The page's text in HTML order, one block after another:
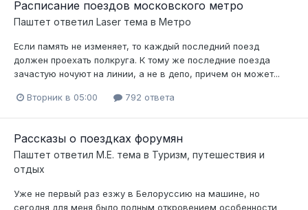
Расписание поездов московского метро
Паштет ответил Laser тема в Метро
Если память не изменяет, то каждый последний поезд
должен проехать полкруга. К тому же последние поезда
зачастую ночуют на линии, а не в депо, причем он может...
Вторник в 05:00 792 ответа
Рассказы о поездках форумян
Паштет ответил М.Е. тема в Туризм, путешествия и
отдых
Уже не первый раз езжу в Белоруссию на машине, но
сегодня для меня было полным откровением особенности